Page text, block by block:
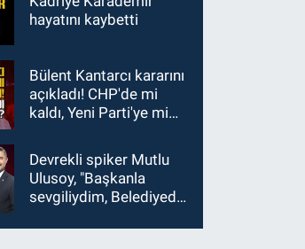
hayatını kaybetti
Bülent Kantarcı kararını
açıkladı! CHP'de mi
kaldı, Yeni Parti'ye mi
Devrekli spiker Mutlu
Ulusoy, "Başkanla
sevgiliydim, Belediyede